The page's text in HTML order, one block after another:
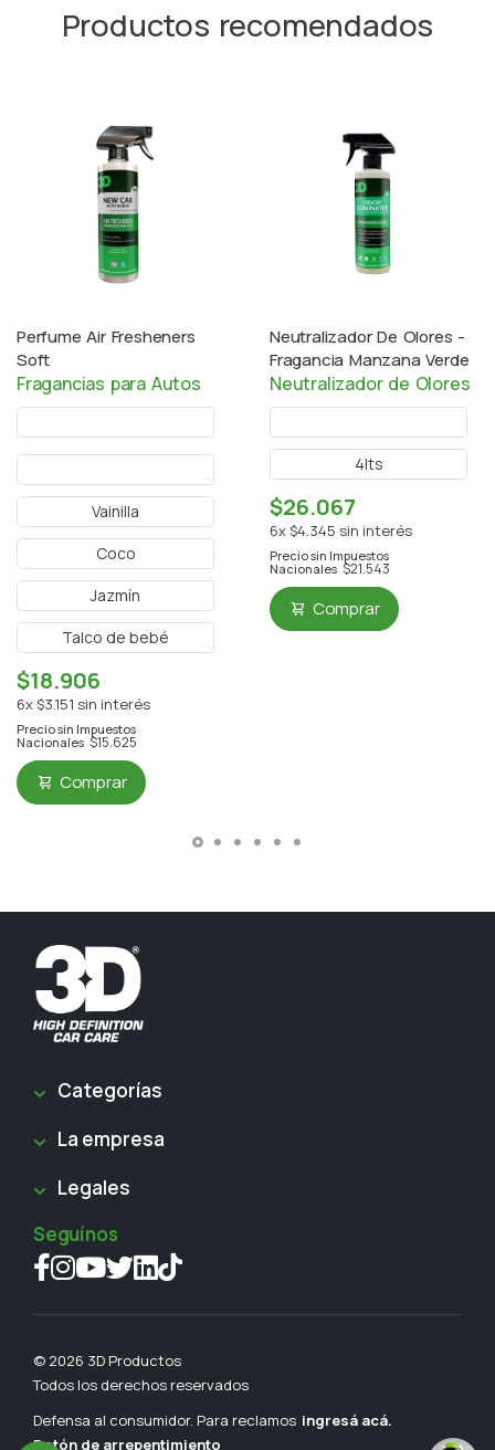
Productos recomendados
Perfume Air Fresheners
Soft
Fragancias para Autos
Vainilla
Coco
Jazmín
Talco de bebé
$18.906
6x $3.151 sin interés
Precio sin Impuestos
Nacionales $15.625
Comprar
Neutralizador De Olores -
Fragancia Manzana Verde
Neutralizador de Olores
4lts
$26.067
6x $4.345 sin interés
Precio sin Impuestos
Nacionales $21.543
Comprar
Categorías
La empresa
Legales
Seguínos
© 2026 3D Productos
Todos los derechos reservados
Defensa al consumidor. Para reclamos ingresá acá.
Botón de arrepentimiento